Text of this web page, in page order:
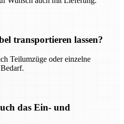
transportieren lassen?
Teilumzüge oder einzelne
das Ein- und